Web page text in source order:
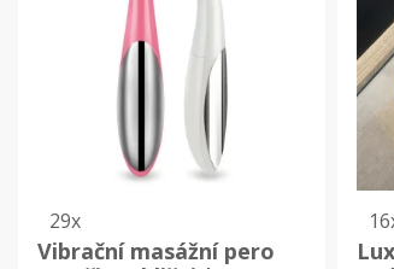
29x
Vibrační masážní pero